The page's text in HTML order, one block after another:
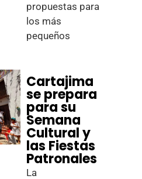
propuestas para
los más
pequeños
Cartajima
se prepara
para su
Semana
Cultural y
las Fiestas
Patronales
La